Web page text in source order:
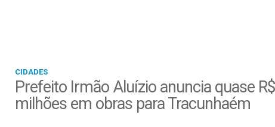
CIDADES
Prefeito Irmão Aluízio anuncia quase
milhões em obras para Tracunhaém